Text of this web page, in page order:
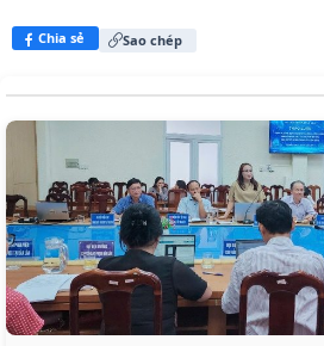
Chia sẻ Sao chép